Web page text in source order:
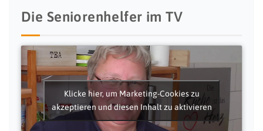
Die Seniorenhelfer im TV
Klicke hier, um Marketing-Cookies zu
akzeptieren und diesen Inhalt zu aktivieren